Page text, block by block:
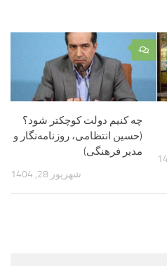
۰
چه کنیم دولت کوچکتر شود؟
(حسین انتظامی، روزنامه‌نگار و
مدیر فرهنگی)
شهریور 28, 1404